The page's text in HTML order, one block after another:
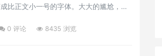
比正文小一号的字体。大大的尴尬，很
，应该字号调整为 6号，字体调整为仿
0 评论 8435 浏览